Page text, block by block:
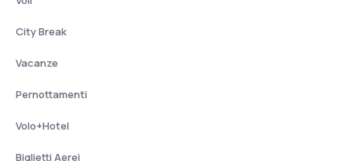
City Break
Vacanze
Pernottamenti
Volo+Hotel
Biglietti Aerei